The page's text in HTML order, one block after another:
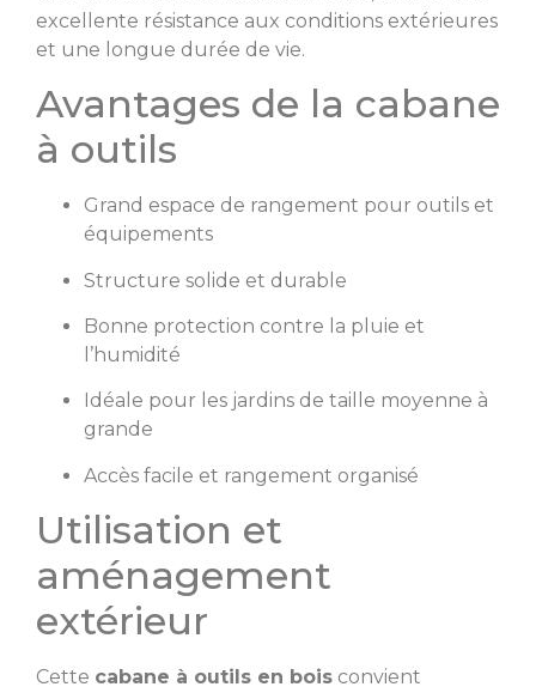
excellente résistance aux conditions extérieures
et une longue durée de vie.
Avantages de la cabane
à outils
Grand espace de rangement pour outils et
équipements
Structure solide et durable
Bonne protection contre la pluie et
l’humidité
Idéale pour les jardins de taille moyenne à
grande
Accès facile et rangement organisé
Utilisation et
aménagement
extérieur
Cette cabane à outils en bois convient